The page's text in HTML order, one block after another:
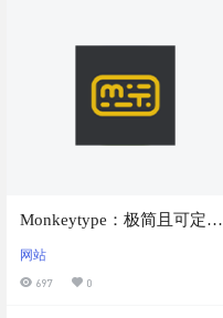
Monkeytype：极简且可定制
言和不同的难度级别，适合
不同用户的需求
网站
697 0